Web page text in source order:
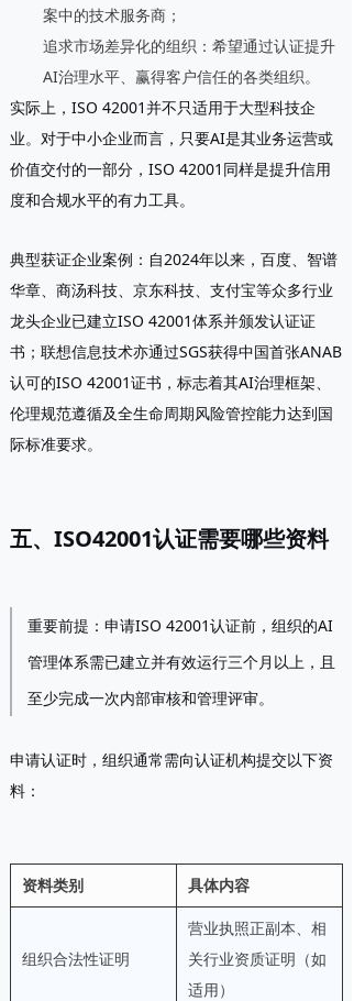
案中的技术服务商；
追求市场差异化的组织 ：希望通过认证提升
AI治理水平、赢得客户信任的各类组织。
实际上，ISO 42001并不只适用于大型科技企
业。对于中小企业而言，只要AI是其业务运营或
价值交付的一部分，ISO 42001同样是提升信用
度和合规水平的有力工具。
典型获证企业案例 ：自2024年以来，百度、智谱
华章、商汤科技、京东科技、支付宝等众多行业
龙头企业已建立ISO 42001体系并颁发认证证
书；联想信息技术亦通过SGS获得中国首张ANAB
认可的ISO 42001证书，标志着其AI治理框架、
伦理规范遵循及全生命周期风险管控能力达到国
际标准要求。
五、ISO42001认证需要哪些资料
重要前提 ：申请ISO 42001认证前，组织的AI
管理体系需已建立并有效运行三个月以上 ，且
至少完成一次内部审核和管理评审。
申请认证时，组织通常需向认证机构提交以下资
料：
资料类别 具体内容
组织合法性证明
营业执照正副本、相
关行业资质证明（如
适用）